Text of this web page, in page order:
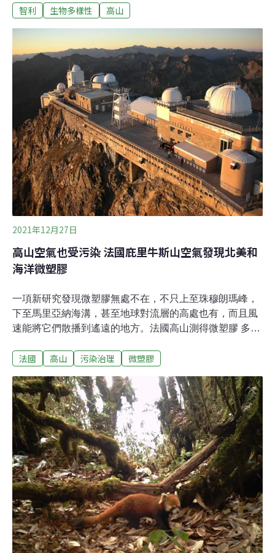
個發現挑戰了先前的科學認知。尤耶亞科山的氣候條件惡
降，風勢也非常強勁，氧氣含量只有海平面的40%，長久
以來一直被視為哺乳類動物無法居住的地方。雖然當地50
年前就有老鼠屍骸的目擊傳聞，當時科學家認為不可能是
當地原生，而是隨著人類進入的外來生物。然而，就在十
年前，登山者發現小型囓齒動物在雪地上奔跑。2020年，
一支研究團隊攀登尤耶亞科山，發現該物種13具木乃伊化
的屍骸，還在海拔5000公尺以上的地方，捕捉並拍攝到活
生生的葉耳鼠，這些小動物迅速成為新聞頭條。葉耳鼠已
知棲息於該地的低海拔地區。10月23日，研究團隊
智利 生物多樣性 高山
2021年12月27日
高山空氣也受污染 法國庇里牛斯山空氣發現北美和
海洋微塑膠
一項新研究發現微塑膠無處不在，不只上至珠穆朗瑪峰，
下至馬里亞納海溝，甚至地球對流層的高處也有，而且風
速能將它們散播到遙遠的地方。法國高山測得微塑膠 多來
裝、車輛和其他來源，已陸續在陸地、水中和空氣中檢
的南日比戈爾天文台（Pic du Midi Observatory），對海
拔2877公尺的空氣進行了採樣。當地氣候和環境對南日比
戈爾天文台的影響有限，因此這個天文台又被稱為「乾淨
站」（clean station）。科學家在2017年6月至10月間每
週測試1萬立方公尺的空氣，發現所有樣本都含有微塑
膠。利用天氣資料，他們計算了每個樣本氣團的軌跡，發
現微塑膠來自北非和北美。該研究的主要作者、加拿大戴
爾豪斯大學（Dalhousie University）學者史提夫艾倫
（Steve Allen）告訴《法新
法國 高山 污染治理 微塑膠